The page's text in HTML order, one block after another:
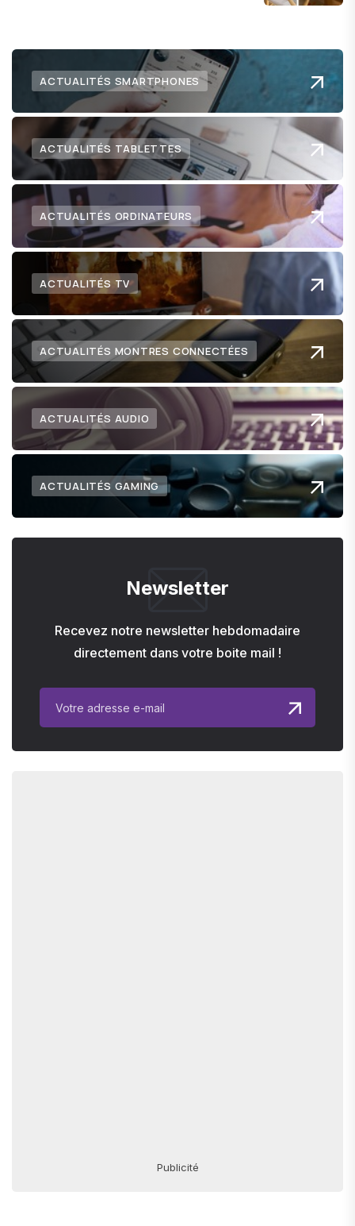
ACTUALITÉS SMARTPHONES
ACTUALITÉS TABLETTES
ACTUALITÉS ORDINATEURS
ACTUALITÉS TV
ACTUALITÉS MONTRES CONNECTÉES
ACTUALITÉS AUDIO
ACTUALITÉS GAMING
Newsletter
Recevez notre newsletter hebdomadaire
directement dans votre boite mail !
Publicité